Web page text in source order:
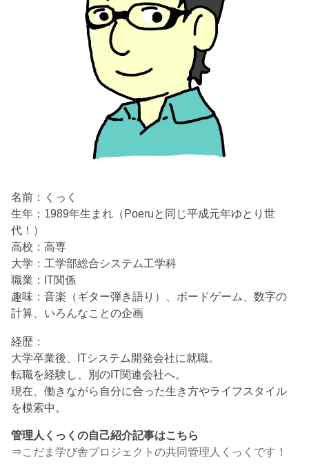
名前：くっく
生年：1989年生まれ（Poeruと同じ平成元年ゆとり世
代！）
高校：高専
大学：工学部総合システム工学科
職業：IT関係
趣味：音楽（ギター弾き語り）、ボードゲーム、数字の
計算、いろんなことの企画
経歴：
大学卒業後、ITシステム開発会社に就職。
転職を経験し、別のIT関連会社へ。
現在、働きながら自分に合った生き方やライフスタイル
を模索中。
管理人くっくの自己紹介記事はこちら
⇒こだま学び舎プロジェクトの共同管理人くっくです！